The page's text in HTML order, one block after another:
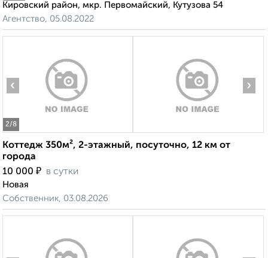
Кировский район, мкр. Первомайский, Кутузова 54
Агентство, 05.08.2022
2/8
‹ ›
Коттедж 350м², 2-этажный, посуточно, 12 км от
города
10 000 ₽ в сутки
Новая
Собственник, 03.08.2026